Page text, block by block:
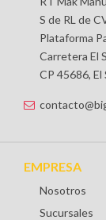
S de RL de
Plataforma
Carretera El
CP 45686, El
EMPRESA
Nosotros
Sucursales